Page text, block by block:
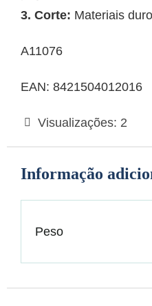
3. Corte: Materiais
A11076
EAN: 8421504012016
Visualizações: 2
Informação
Peso